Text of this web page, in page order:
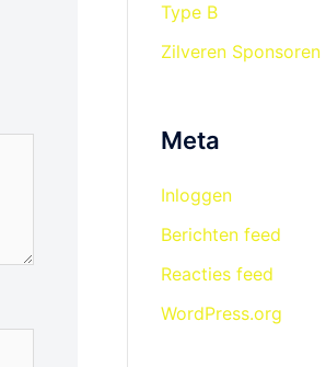
Type B
Zilveren Sponsoren
Meta
Inloggen
Berichten feed
Reacties feed
WordPress.org